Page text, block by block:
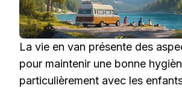
La vie en van présente des
pour maintenir une bonne
particulièrement avec les